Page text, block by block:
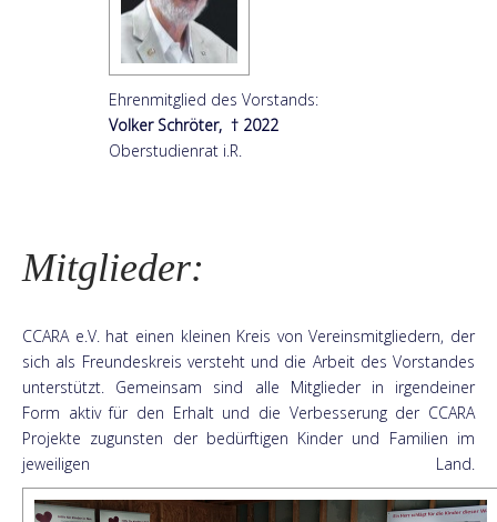
Ehrenmitglied des Vorstands:
Volker Schröter, † 2022
Oberstudienrat i.R.
Mitglieder:
CCARA e.V. hat einen kleinen Kreis von Vereinsmitgliedern, der
sich als Freundeskreis versteht und die Arbeit des Vorstandes
unterstützt. Gemeinsam sind alle Mitglieder in irgendeiner
Form aktiv für den Erhalt und die Verbesserung der CCARA
Projekte zugunsten der bedürftigen Kinder und Familien im
jeweiligen Land.